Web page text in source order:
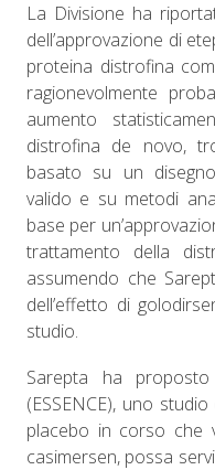
La Divisione ha
dell’approvazione di
proteina distrofina
ragionevolmente
aumento
distrofina de novo,
basato su un
valido e su metodi
base per
trattamento della
assumendo che
dell’effetto di
studio.
Sarepta ha
(ESSENCE), uno
placebo in corso che
casimersen, possa